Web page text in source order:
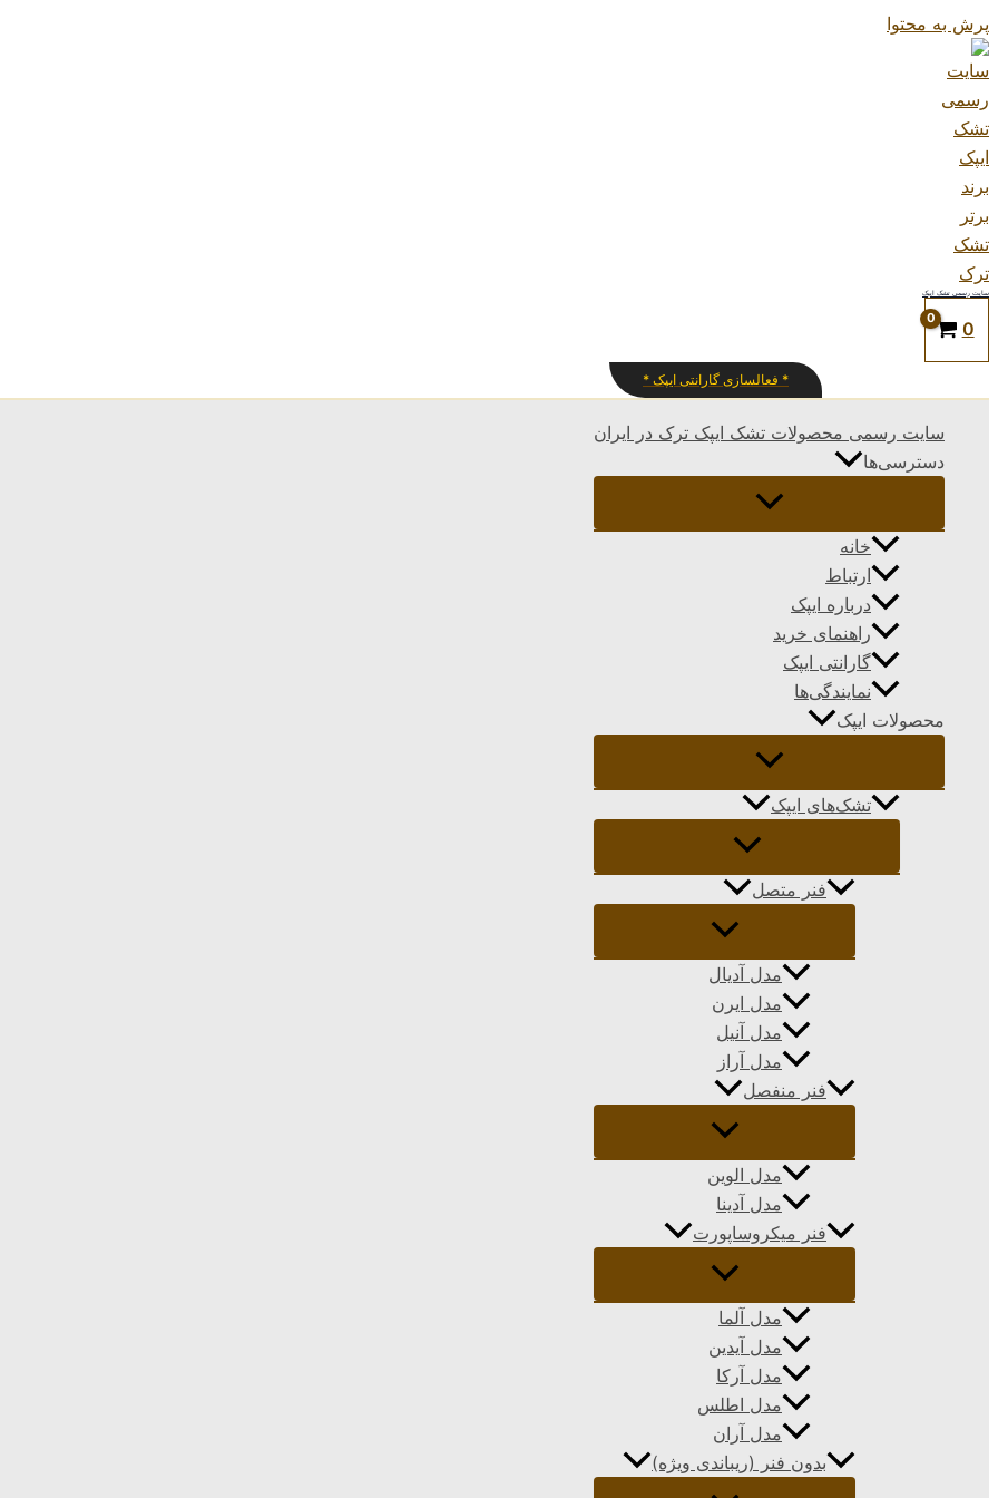
پرش به محتوا
سایت رسمی تشک ایپک
0
* فعالسازی گارانتی ایپک *
سایت رسمی محصولات تشک ایپک ترک در ایران
دسترسی‌ها
خانه
ارتباط
درباره ایپک
راهنمای خرید
گارانتی ایپک
نمایندگی‌ها
محصولات ایپک
تشک‌های ایپک
فنر متصل
مدل آدیال
مدل ایرن
مدل آنیل
مدل آراز
فنر منفصل
مدل الوین
مدل آدینا
فنر میکروساپورت
مدل آلما
مدل آیدین
مدل آرکا
مدل اطلس
مدل آران
بدون فنر (ریباندی ویژه)